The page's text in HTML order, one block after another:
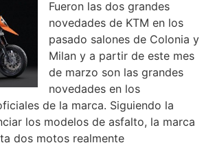
Fueron las dos grandes
novedades de KTM en los
pasado salones de Colonia y
Milan y a partir de este mes
de marzo son las grandes
novedades en los
de la marca. Siguiendo la
los modelos de asfalto, la marca
dos motos realmente